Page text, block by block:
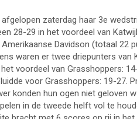
zaterdag haar 3e
28-29 in het voordeel van
Davidson (totaal 22
waren er twee driepunters van
voordeel van Grasshoppers:
voor Grasshoppers: 19-27.
konden hun ogen niet geloven
in de tweede helft vol te